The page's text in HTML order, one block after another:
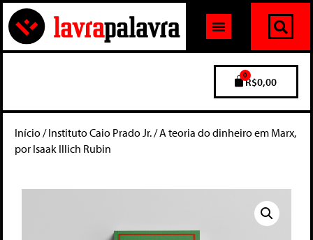
R$0,00
0
Início/Instituto Caio Prado Jr./ A teoria do dinheiro em Marx,
por Isaak Illich Rubin